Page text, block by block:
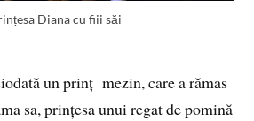
Diana cu fiii săi
un prinț mezin, care a rămas
sa, prințesa unui regat de pomină